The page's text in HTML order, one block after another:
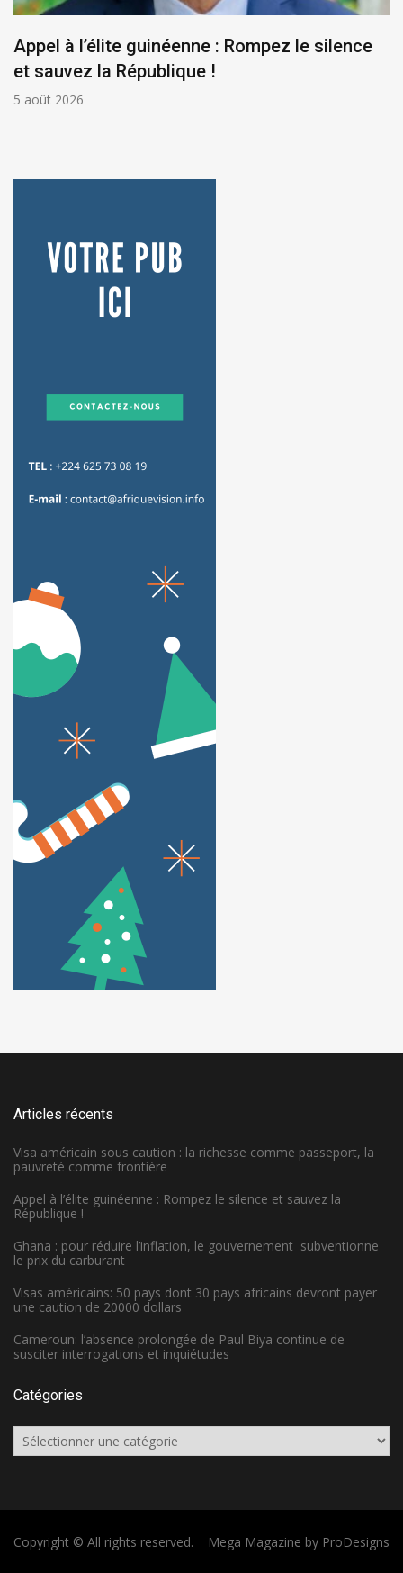
Appel à l’élite guinéenne : Rompez le silence
et sauvez la République !
5 août 2026
Articles récents
Visa américain sous caution : la richesse comme passeport, la
pauvreté comme frontière
Appel à l’élite guinéenne : Rompez le silence et sauvez la
République !
Ghana : pour réduire l’inflation, le gouvernement subventionne
le prix du carburant
Visas américains: 50 pays dont 30 pays africains devront payer
une caution de 20000 dollars
Cameroun: l’absence prolongée de Paul Biya continue de
susciter interrogations et inquiétudes
Catégories
Catégories
Copyright © All rights reserved. Mega Magazine by ProDesigns